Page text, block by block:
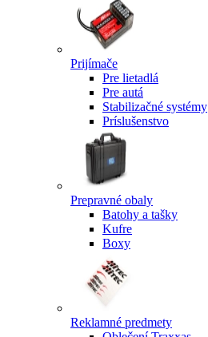
Prijímače
Pre lietadlá
Pre autá
Stabilizačné systémy
Príslušenstvo
Prepravné obaly
Batohy a tašky
Kufre
Boxy
Reklamné predmety